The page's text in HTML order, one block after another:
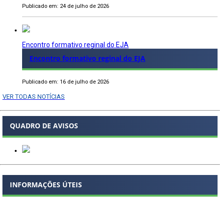
Publicado em: 24 de julho de 2026
Encontro formativo reginal do EJA
Encontro formativo reginal do EJA
Publicado em: 16 de julho de 2026
VER TODAS NOTÍCIAS
QUADRO DE AVISOS
INFORMAÇÕES ÚTEIS